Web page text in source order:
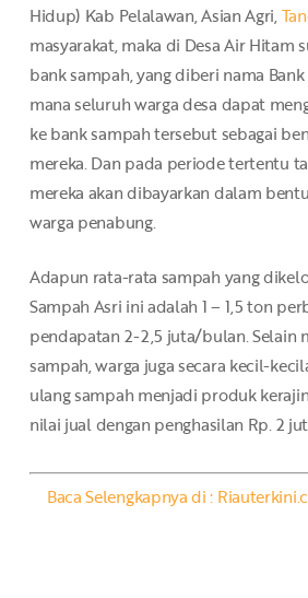
Hidup) Kab Pelalawan, Asian Agri,
masyarakat, maka di Desa Air Hitam
bank sampah, yang diberi nama
mana seluruh warga desa dapat
ke bank sampah tersebut sebagai
mereka. Dan pada periode tertentu
mereka akan dibayarkan dalam
warga penabung.
Adapun rata-rata sampah yang
Sampah Asri ini adalah 1 – 1,5 ton
pendapatan 2-2,5 juta/bulan. Selain
sampah, warga juga secara kecil-
ulang sampah menjadi produk
nilai jual dengan penghasilan Rp. 2
Baca Selengkapnya di :